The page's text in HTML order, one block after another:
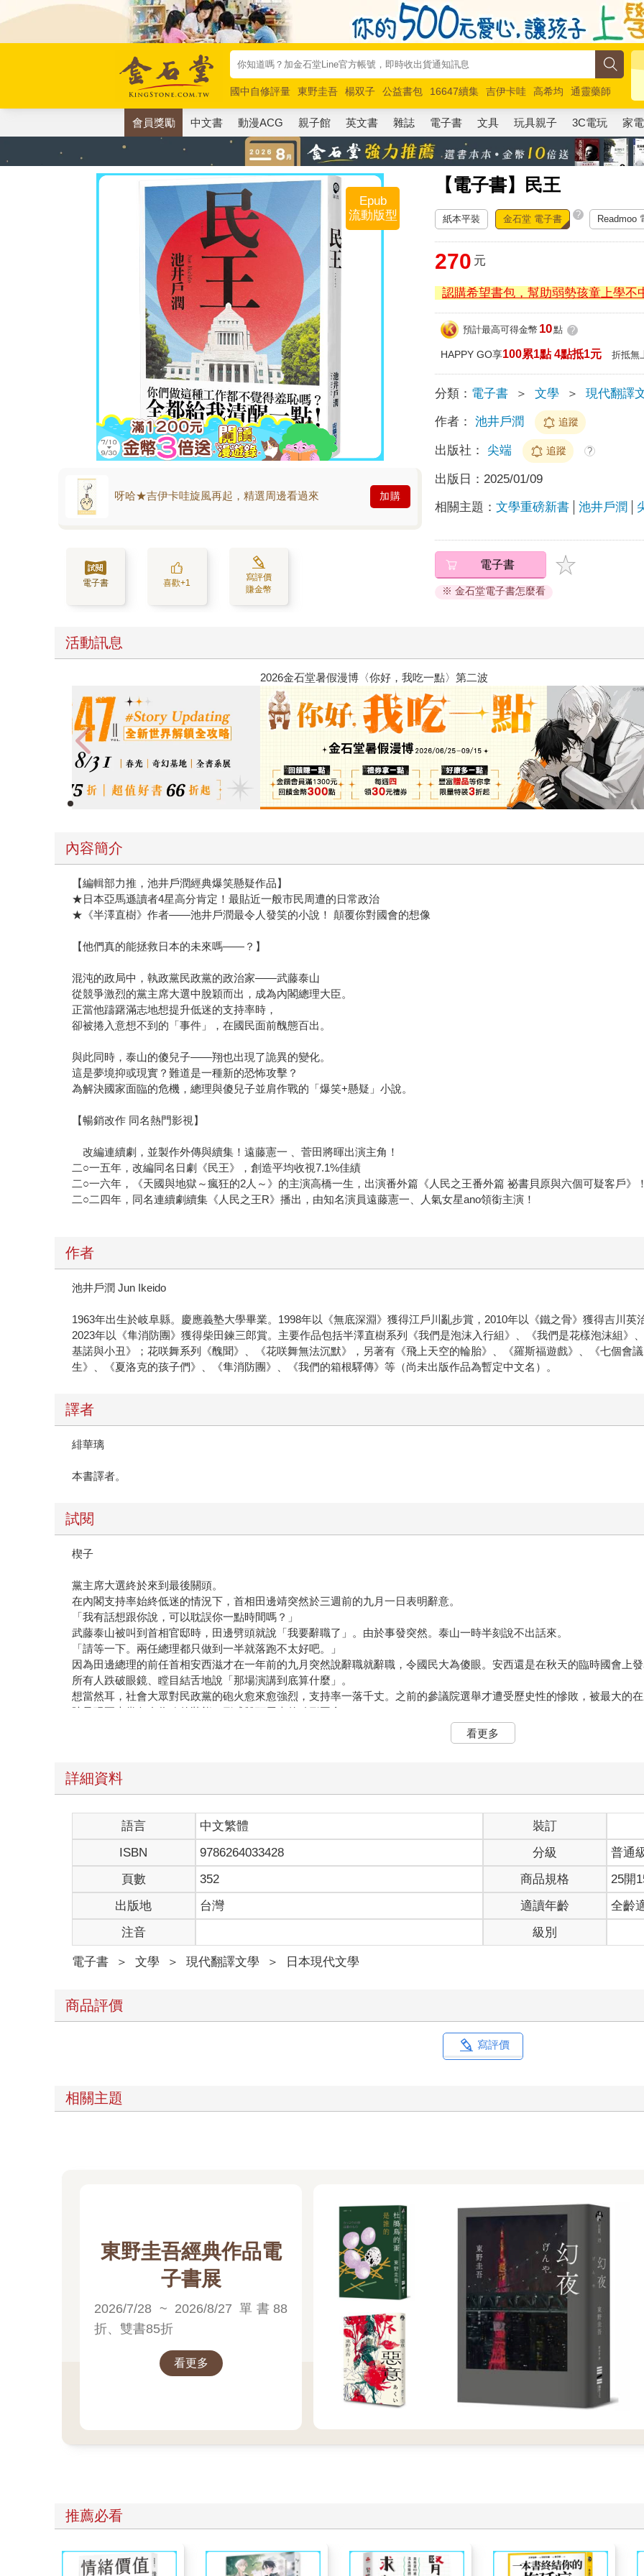
國中自修評量 東野圭吾 楊双子 公益書包 16647續集 吉伊卡哇 高希均
通靈藥師
唯紅花綻放
奧德賽 路邊攤新作 馬斯克 玩具總動員5 超慢跑
會員獎勵 中文書 動漫ACG 親子館 英文書 雜誌 電子書 文具 玩具親子 3C電玩 家電
【電子書】民王
Epub
流動版型
呀哈★吉伊卡哇旋風再起，精選周邊看過來 加購
電子書 喜歡+1
寫評價
賺金幣
紙本平裝 金石堂 電子書 ? Readmoo
270 元
認購希望書包，幫助弱勢孩童上學不
預計最高可得金幣 10點 ?
HAPPY GO享100累1點 4點抵1元 折抵無
分類： 電子書 ＞ 文學 ＞ 現代翻譯
作者： 池井戶潤 追蹤
出版社： 尖端 追蹤 ?
出版日： 2025/01/09
相關主題：文學重磅新書 池井戶潤
電子書
※ 金石堂電子書怎麼看
活動訊息
2026金石堂暑假漫博〈你好，我
內容簡介
【編輯部力推，池井戶潤經典爆笑懸疑作品】
★日本亞馬遜讀者4星高分肯定！最貼近一般市民周遭的日常政治
★《半澤直樹》作者——池井戶潤最令人發笑的小說！ 顛覆你對國會的想像
【他們真的能拯救日本的未來嗎——？】
混沌的政局中，執政黨民政黨的政治家——武藤泰山
從競爭激烈的黨主席大選中脫穎而出，成為內閣總理大臣。
正當他躊躇滿志地想提升低迷的支持率時，
卻被捲入意想不到的「事件」，在國民面前醜態百出。
與此同時，泰山的傻兒子——翔也出現了詭異的變化。
這是夢境抑或現實？難道是一種新的恐怖攻擊？
為解決國家面臨的危機，總理與傻兒子並肩作戰的「爆笑+懸疑」小說。
【暢銷改作 同名熱門影視】
改編連續劇，並製作外傳與續集！遠藤憲一 、菅田將暉出演主角！
二○一五年，改編同名日劇《民王》，創造平均收視7.1%佳績
二○一六年，《天國與地獄～瘋狂的2人～》的主演高橋一生，出演番外篇《人民之王番外篇 祕書貝原與六個可疑客戶》
二○二四年，同名連續劇續集《人民之王R》播出，由知名演員遠藤憲一、人氣女星ano領銜主演！
作者
池井戶潤 Jun Ikeido
1963年出生於岐阜縣。慶應義塾大學畢業。1998年以《無底深淵》獲得江戶川亂步賞，2010年以《鐵之骨》獲得吉川
2023年以《隼消防團》獲得柴田鍊三郎賞。主要作品包括半澤直樹系列《我們是泡沫入行組》、《我們是花樣泡沫組》
基諾與小丑》；花咲舞系列《醜聞》、《花咲舞無法沉默》，另著有《飛上天空的輪胎》、《羅斯福遊戲》、《七個會
生》、《夏洛克的孩子們》、《隼消防團》、《我們的箱根驛傳》等（尚未出版作品為暫定中文名）。
譯者
緋華璃
本書譯者。
試閱
楔子
黨主席大選終於來到最後關頭。
在內閣支持率始終低迷的情況下，首相田邊靖突然於三週前的九月一日表明辭意。
「我有話想跟你說，可以耽誤你一點時間嗎？」
武藤泰山被叫到首相官邸時，田邊劈頭就說「我要辭職了」。由於事發突然。泰山一時半刻說不出話來。
「請等一下。兩任總理都只做到一半就落跑不太好吧。」
因為田邊總理的前任首相安西滋才在一年前的九月突然說辭職就辭職，令國民大為傻眼。安西還是在秋天的臨時國會上
所有人跌破眼鏡、瞠目結舌地說「那場演講到底算什麼」。
想當然耳，社會大眾對民政黨的砲火愈來愈強烈，支持率一落千丈。之前的參議院選舉才遭受歷史性的慘敗，被最大的
院呈現兩大黨各自為政的狀態，形成雙頭馬車的畸形國會。
連緊接安西上台的田邊也才上任一年就要丟下內閣總理大臣的職務，這實在頗不尋常。泰山腦海中甚至浮現出「敵前逃
田邊的眉頭擠在一起，一臉隨時都要哭出來的表情。看到他這副表情，泰山感到臼齒隱隱作痛。就算是蛀牙，也沒時間
政黨主席，身為內閣總理大臣，你覺得這樣說得過去嗎？」
「我知道說不過去啊。我當然也覺得這樣有點無法向國民交代。但我已經撐不下去了。」
田邊垂頭喪氣地說，語氣顯得有些委屈。「我沒有自信能扭轉政局。不用想也知道在臨時國會肯定又會受到憲民黨的抵
「不是誰能與他們抗衡的問題。兩黨的關係@早就纏成一團亂麻了@。」
泰山曉以大義地說：「換成任何人，要在這種情況下掌舵都不是件容易的事。身為首相又怎能如此軟弱。」
泰山不是不明白他的心情。被組成聯合內閣的民連黨看破手腳，在臨時國會的召集日連一項自己的意見都無法過關。
貴為首相卻什麼事得看民連黨的臉色，田邊內心肯定對這樣的現實已經忍無可忍了。
「而且就算你辭職，也解決不了政權現在面臨的問題。」
「可是這麼一來就能改變藏本憲民黨對田邊民政黨的構圖了。」
田邊說的每個字聽在泰山耳中都是為了臨陣脫逃的藉口。藏本志郎是憲民黨的黨魁，仗著自己在參議院選舉的大躍進，
「喂，改變眼前的構圖又能怎樣。」
泰山繼續苦口婆心地說。「你一旦辭職就輸了。而且不是你一個人輸，整個民政黨都要陪著你一起輸。」
根本是狡辯。但田邊撂下這句話，就像個聽不懂人話的小孩，嘴巴抿成一條線，躲在黑框眼鏡後面的雙眸對泰山發射控
「你才上任一年喔。」
泰山提醒他。「你身為政治家的人生，或許從此以後再也沒有機會坐上首相的大位了。不把任期做滿，真的不後悔嗎？
泰山說道，雙手拍著膝蓋站起來。他是個只要心情調適好了，就能迅速做出決斷的男人。「如果你的辭意如此堅定，我
泰山不屑地看著眼前這位身為一國首相，卻已經沒有半點威嚴的男人，腦海中充滿了一波又一波的危機感。
兩任首相都不負責任地中途落跑，想也知道會飽受抨擊。還可能導致國民對長久以來把持日本政權的民政黨完全失去信
隨著田邊下台，民政黨肯定會陷入前所未有的窘境。
因為放眼黨內，目前能繼承田邊政權的政治家就只剩下他——武藤泰山了。
這或許是天將降大任的機會也未可知。
再來坐上總理寶座的捨我其誰。
男人以低沉的聲線說到這裡，閉上嘴，瞪了坐在沙發上的人物一眼。「終於輪到你上場了。請向我報告武藤那邊的動靜
坐在沙發上的人物稍微想了一下回答。「只不過，你們的計畫真的行得通嗎？」
「那當然。」
看更多
詳細資料
語言 中文繁體
裝訂
ISBN
9786264033428 分級
普通
頁數
352 商品規格
25開
出版地
台灣 適讀年齡
全齡
注音
級別
電子書 ＞ 文學 ＞ 現代翻譯文學 ＞ 日本現代文學
商品評價
寫評價
相關主題
東野圭吾經典作品電
子書展
2026/7/28 ~ 2026/8/27 單書88
折、雙書85折
看更多
推薦必看